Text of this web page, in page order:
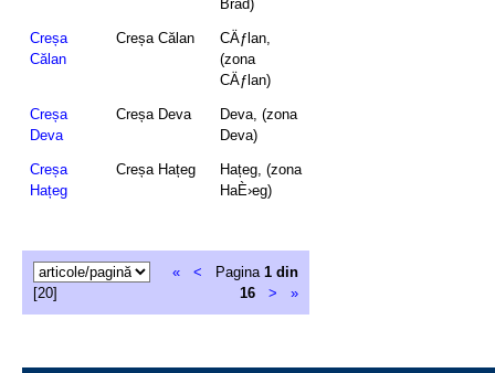
Brad)
Creșa
Călan
Creșa Călan
CÄƒlan,
(zona
CÄƒlan)
Creșa
Deva
Creșa Deva
Deva, (zona
Deva)
Creșa
Hațeg
Creșa Hațeg
Hațeg, (zona
HaÈ›eg)
[20]
« < Pagina 1 din
16
> »